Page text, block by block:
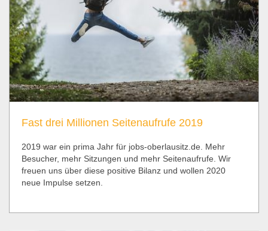
Fast drei Millionen Seitenaufrufe 2019
2019 war ein prima Jahr für jobs-oberlausitz.de. Mehr
Besucher, mehr Sitzungen und mehr Seitenaufrufe. Wir
freuen uns über diese positive Bilanz und wollen 2020
neue Impulse setzen.